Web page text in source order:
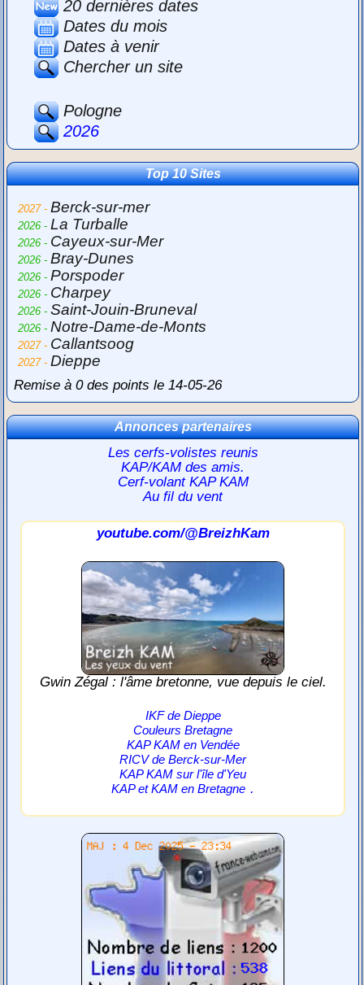
20 dernières dates
Dates du mois
Dates à venir
Chercher un site
Pologne
2026
Top 10 Sites
2027 -Berck-sur-mer
2026 -La Turballe
2026 - Cayeux-sur-Mer
2026 -Bray-Dunes
2026 -Porspoder
2026 - Charpey
2026 -Saint-Jouin-Bruneval
2026 -Notre-Dame-de-Monts
2027 - Callantsoog
2027 -Dieppe
Remise à 0 des points le 14-05-26
Annonces partenaires
Les cerfs-volistes reunis
KAP/KAM des amis.
Cerf-volant KAP KAM
Au fil du vent
youtube.com/@BreizhKam
Gwin Zégal : l'âme bretonne, vue depuis le ciel.
IKF de Dieppe
Couleurs Bretagne
KAP KAM en Vendée
RICV de Berck-sur-Mer
KAP KAM sur l'île d'Yeu
KAP et KAM en Bretagne .